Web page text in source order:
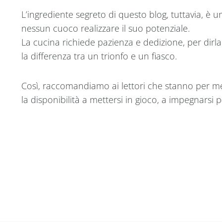
L’ingrediente segreto di questo blog, tuttavia, è
nessun cuoco realizzare il suo potenziale.
La cucina richiede pazienza e dedizione, per
la differenza tra un trionfo e un fiasco.
Così, raccomandiamo ai lettori che stanno per
la disponibilità a mettersi in gioco, a impegnarsi